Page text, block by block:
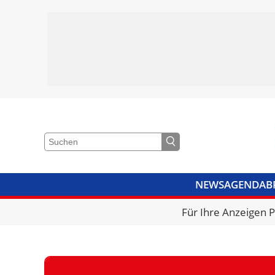
NEWSAGENDA
VIDEOSBIBLIOTHEK
Für Ihre Anzeigen